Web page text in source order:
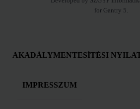
for Gantry 5.
AKADÁLYMENTESÍTÉSI
IMPRESSZUM